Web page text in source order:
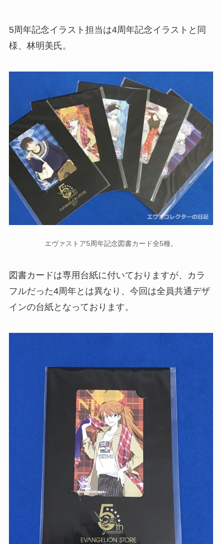
5周年記念イラスト担当は4周年記念イラストと同
様、林明美氏。
エヴァストア5周年記念図書カード全5種。
図書カードは専用台紙に付いておりますが、カラ
フルだった4周年とは異なり、今回は全員共通デザ
インの台紙となっております。